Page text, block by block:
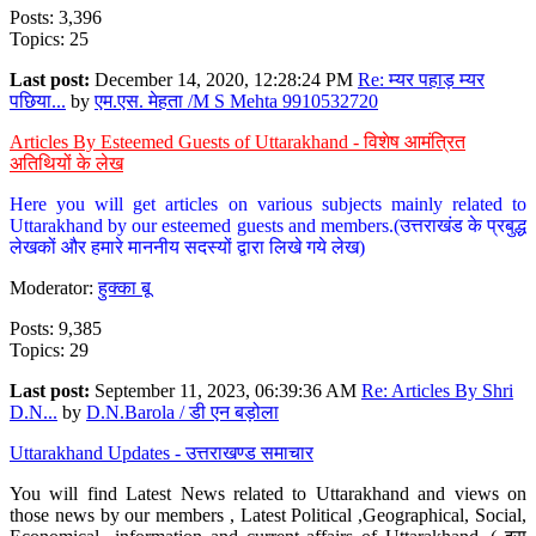
Posts: 3,396
Topics: 25
Last post: December 14, 2020, 12:28:24 PM Re: म्यर पहाड़ म्यर
पछिया... byएम.एस. मेहता /M S Mehta 9910532720
Articles By Esteemed Guests of Uttarakhand - विशेष आमंत्रित
अतिथियों के लेख
Here you will get articles on various subjects mainly related to
Uttarakhand by our esteemed guests and members.(उत्तराखंड के प्रबुद्ध
लेखकों और हमारे माननीय सदस्यों द्वारा लिखे गये लेख)
Moderator:हुक्का बू
Posts: 9,385
Topics: 29
Last post: September 11, 2023, 06:39:36 AM Re: Articles By Shri
D.N... by D.N.Barola / डी एन बड़ोला
Uttarakhand Updates - उत्तराखण्ड समाचार
You will find Latest News related to Uttarakhand and views on
those news by our members , Latest Political ,Geographical, Social,